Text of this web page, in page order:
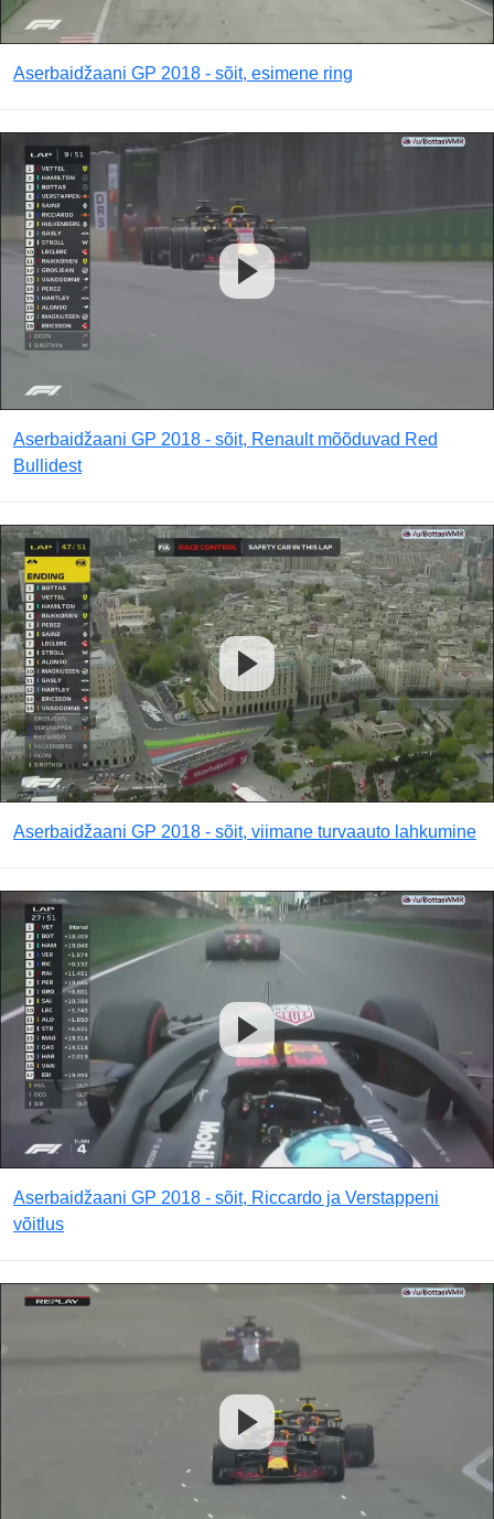
Aserbaidžaani GP 2018 - sõit, esimene ring
Aserbaidžaani GP 2018 - sõit, Renault mõõduvad Red
Bullidest
Aserbaidžaani GP 2018 - sõit, viimane turvaauto lahkumine
Aserbaidžaani GP 2018 - sõit, Riccardo ja Verstappeni
võitlus